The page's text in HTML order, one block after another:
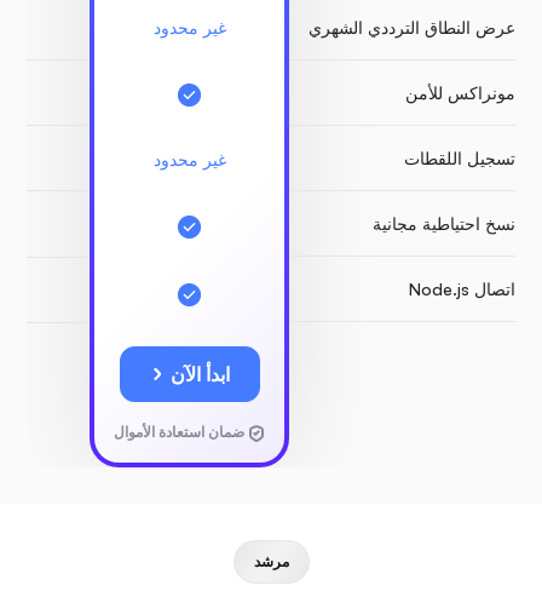
عرض النطاق الترددي الشهري
مونراكس للأمن
تسجيل اللقطات
نسخ احتياطية مجانية
اتصال Node.js
غير محدود
غير محدود
ابدأ الآن
ضمان استعادة الأموال
مرشد